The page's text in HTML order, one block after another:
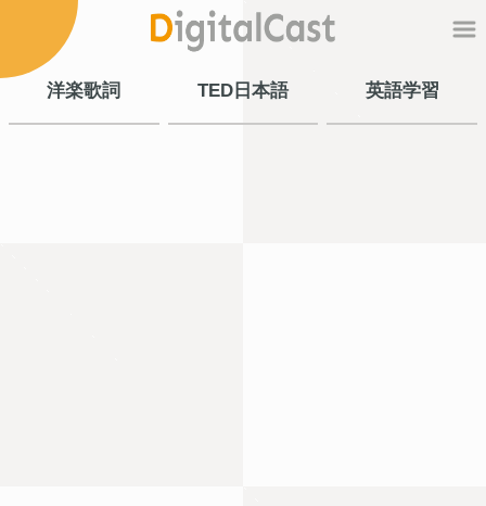
洋楽歌詞 TED日本語 英語学習